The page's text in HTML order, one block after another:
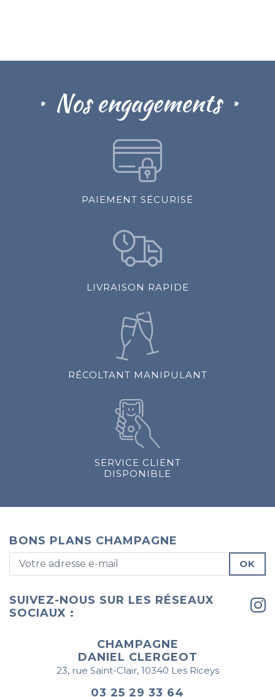
Nos engagements
PAIEMENT SÉCURISÉ
LIVRAISON RAPIDE
RÉCOLTANT MANIPULANT
SERVICE CLIENT
DISPONIBLE
BONS PLANS CHAMPAGNE
OK
SUIVEZ-NOUS SUR LES RÉSEAUX
SOCIAUX :
CHAMPAGNE
DANIEL CLERGEOT
23, rue Saint-Clair, 10340 Les Riceys
03 25 29 33 64